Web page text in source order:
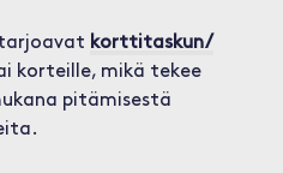
korttitaskun/
korteille, mikä tekee
pitämisestä